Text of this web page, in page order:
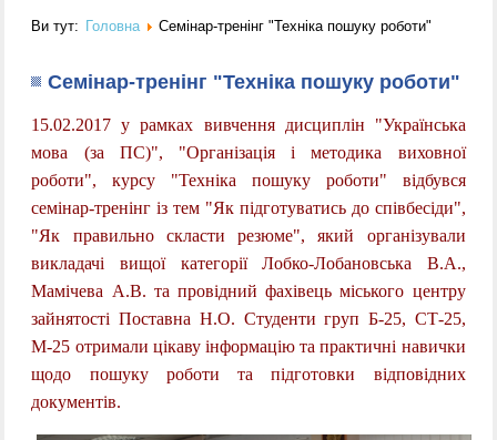
Ви тут: Головна Семінар-тренінг "Техніка пошуку роботи"
Семінар-тренінг "Техніка пошуку роботи"
15.02.2017 у рамках вивчення дисциплін "Українська
мова (за ПС)", "Організація і методика виховної
роботи", курсу "Техніка пошуку роботи" відбувся
семінар-тренінг із тем "Як підготуватись до співбесіди",
"Як правильно скласти резюме", який організували
викладачі вищої категорії Лобко-Лобановська В.А.,
Мамічева А.В. та провідний фахівець міського центру
зайнятості Поставна Н.О. Студенти груп Б-25, СТ-25,
М-25 отримали цікаву інформацію та практичні навички
щодо пошуку роботи та підготовки відповідних
документів.